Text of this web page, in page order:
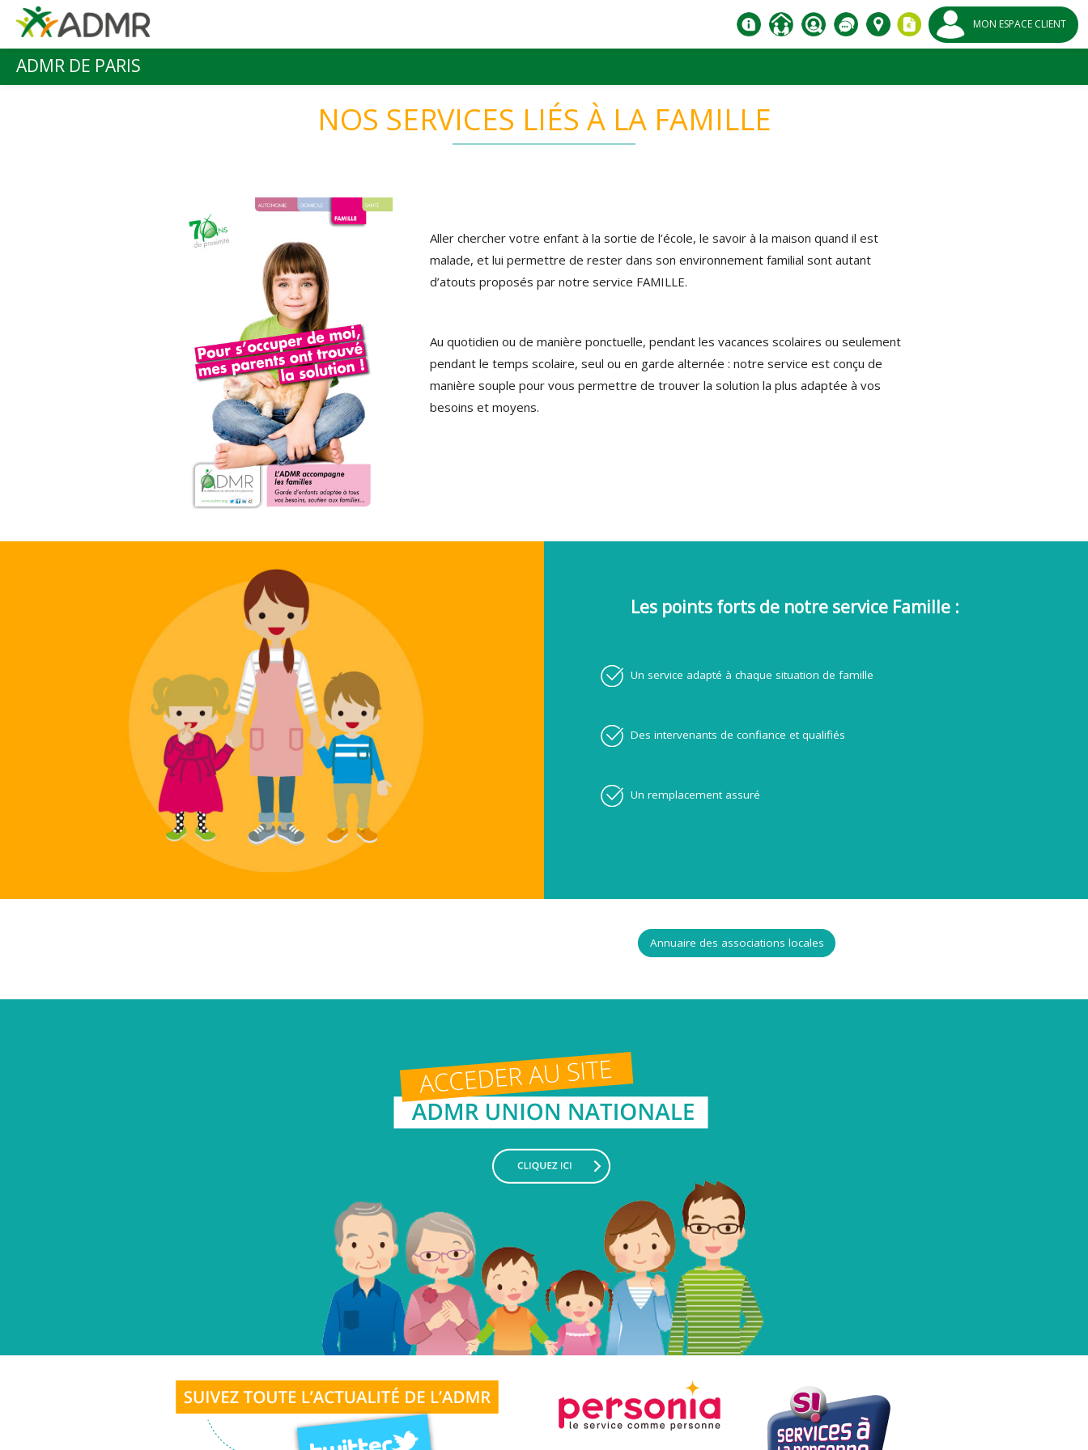
Aller au contenu principal
MON ESPACE CLIENT
ADMR DE PARIS
NOS SERVICES LIÉS À LA FAMILLE
Aller chercher votre enfant à la sortie de l’école, le savoir à la maison quand il est
malade, et lui permettre de rester dans son environnement familial sont autant
d’atouts proposés par notre service FAMILLE.
Au quotidien ou de manière ponctuelle, pendant les vacances scolaires ou seulement
pendant le temps scolaire, seul ou en garde alternée : notre service est conçu de
manière souple pour vous permettre de trouver la solution la plus adaptée à vos
besoins et moyens.
Les points forts de notre service Famille :
Un service adapté à chaque situation de famille
Des intervenants de confiance et qualifiés
Un remplacement assuré
Annuaire des associations locales